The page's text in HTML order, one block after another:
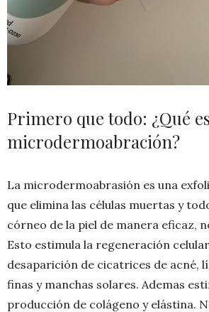
Primero que todo: ¿Qué
microdermoabración?
La microdermoabrasión es una
que elimina las células muertas y
córneo de la piel de manera eficaz,
Esto estimula la regeneración
desaparición de cicatrices de acné,
finas y manchas solares. Ademas
producción de colágeno y elástina.